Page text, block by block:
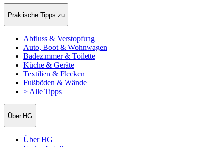
Praktische Tipps zu
Abfluss & Verstopfung
Auto, Boot & Wohnwagen
Badezimmer & Toilette
Küche & Geräte
Textilien & Flecken
Fußböden & Wände
> Alle Tipps
Über HG
Über HG